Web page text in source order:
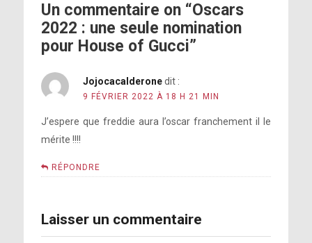
Un commentaire on “Oscars
2022 : une seule nomination
pour House of Gucci”
Jojocacalderone dit :
9 FÉVRIER 2022 À 18 H 21 MIN
J’espere que freddie aura l’oscar franchement il le
mérite !!!!
RÉPONDRE
Laisser un commentaire